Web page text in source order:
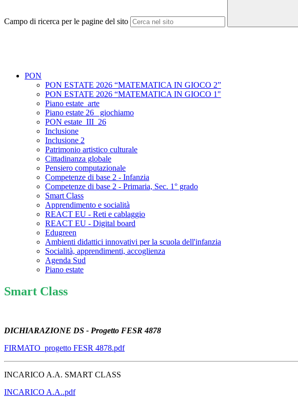
Campo di ricerca per le pagine del sito
PON
PON ESTATE 2026 “MATEMATICA IN GIOCO 2”
PON ESTATE 2026 “MATEMATICA IN GIOCO 1"
Piano estate_arte
Piano estate 26_ giochiamo
PON estate_III_26
Inclusione
Inclusione 2
Patrimonio artistico culturale
Cittadinanza globale
Pensiero computazionale
Competenze di base 2 - Infanzia
Competenze di base 2 - Primaria, Sec. 1° grado
Smart Class
Apprendimento e socialità
REACT EU - Reti e cablaggio
REACT EU - Digital board
Edugreen
Ambienti didattici innovativi per la scuola dell'infanzia
Socialità, apprendimenti, accoglienza
Agenda Sud
Piano estate
Smart Class
DICHIARAZIONE DS - Progetto FESR 4878
FIRMATO_progetto FESR 4878.pdf
INCARICO A.A. SMART CLASS
INCARICO A.A..pdf